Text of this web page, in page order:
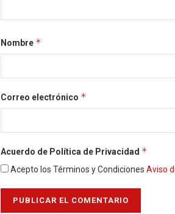
Nombre *
Correo electrónico *
Acuerdo de Política de Privacidad *
Acepto los Términos y Condiciones Aviso